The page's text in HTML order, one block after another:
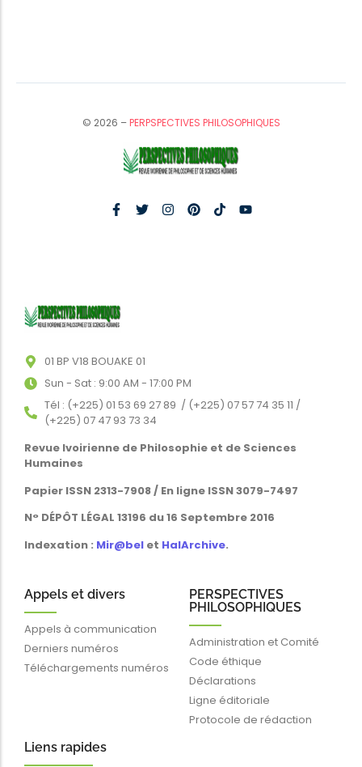
© 2026 –PERPSPECTIVES PHILOSOPHIQUES
01 BP V18 BOUAKE 01
Sun - Sat : 9:00 AM - 17:00 PM
Tél : (+225) 01 53 69 27 89 / (+225) 07 57 74 35 11 /
(+225) 07 47 93 73 34
Revue Ivoirienne de Philosophie et de Sciences
Humaines
Papier ISSN 2313-7908 / En ligne ISSN 3079-7497
N° DÉPÔT LÉGAL 13196 du 16 Septembre 2016
Indexation : Mir@bel et HalArchive.
Appels et divers
Appels à communication
Derniers numéros
Téléchargements numéros
PERSPECTIVES
PHILOSOPHIQUES
Administration et Comité
Code éthique
Déclarations
Ligne éditoriale
Protocole de rédaction
Liens rapides